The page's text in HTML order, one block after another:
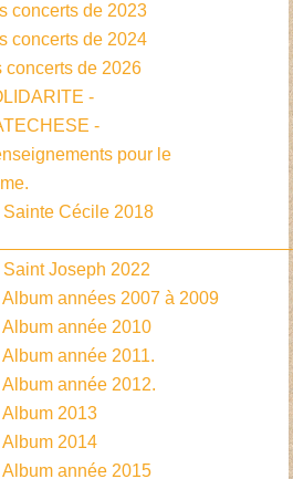
concerts de 2023
concerts de 2024
concerts de 2026
-
-
pour le
Sainte Cécile 2018
Joseph 2022
années 2007 à 2009
année 2010
année 2011.
année 2012.
2013
2014
année 2015